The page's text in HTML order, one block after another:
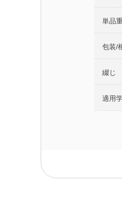
単品
包装/
綴じ
適用